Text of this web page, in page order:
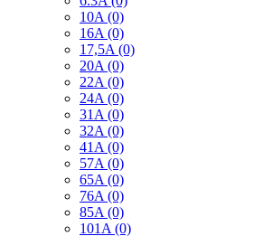
10A (0)
16A (0)
17,5A (0)
20A (0)
22A (0)
24A (0)
31A (0)
32A (0)
41A (0)
57A (0)
65A (0)
76A (0)
85A (0)
101A (0)